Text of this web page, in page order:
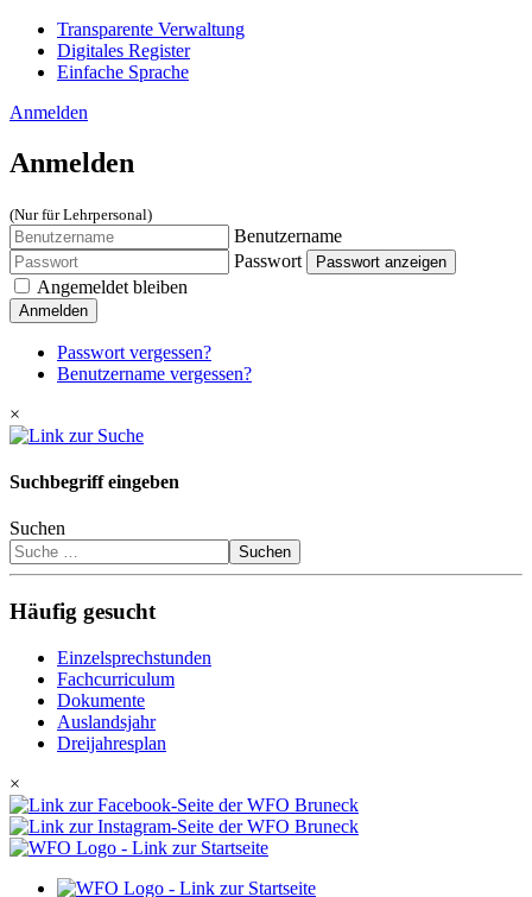
Transparente Verwaltung
Digitales Register
Einfache Sprache
Anmelden
Anmelden
(Nur für Lehrpersonal)
Benutzername
Passwort
Passwort anzeigen
Angemeldet bleiben
Anmelden
Passwort vergessen?
Benutzername vergessen?
×
Suchbegriff eingeben
Suchen
Suchen
Häufig gesucht
Einzelsprechstunden
Fachcurriculum
Dokumente
Auslandsjahr
Dreijahresplan
×